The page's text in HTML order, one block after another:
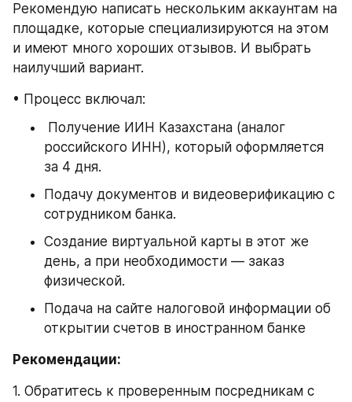
Рекомендую написать нескольким аккаунтам на
площадке, которые специализируются на этом
и имеют много хороших отзывов. И выбрать
наилучший вариант.
• Процесс включал:
российского ИНН), который оформляется
за 4 дня.
Подачу документов и видеоверификацию с
сотрудником банка.
Создание виртуальной карты в этот же
день, а при необходимости — заказ
физической.
Подача на сайте налоговой информации об
открытии счетов в иностранном банке
Рекомендации:
1. Обратитесь к проверенным посредникам с